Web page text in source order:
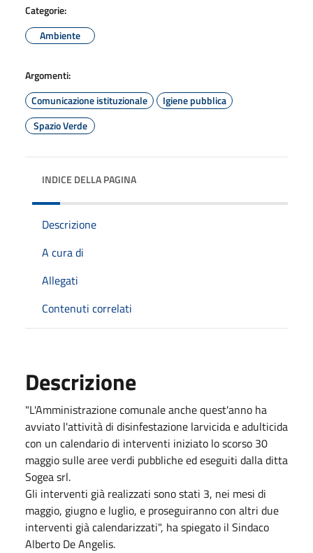
Categorie:
Ambiente
Argomenti:
Comunicazione istituzionale
Igiene pubblica
Spazio Verde
INDICE DELLA PAGINA
Descrizione
A cura di
Allegati
Contenuti correlati
Descrizione
"L'Amministrazione comunale anche quest'anno ha
avviato l'attività di disinfestazione larvicida e adulticida
con un calendario di interventi iniziato lo scorso 30
maggio sulle aree verdi pubbliche ed eseguiti dalla ditta
Sogea srl.
Gli interventi già realizzati sono stati 3, nei mesi di
maggio, giugno e luglio, e proseguiranno con altri due
interventi già calendarizzati", ha spiegato il Sindaco
Alberto De Angelis.